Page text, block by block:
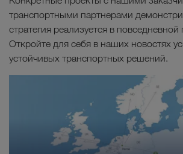
транспортными партнерами
стратегия реализуется в повседневной
Откройте для себя в наших новостях
устойчивых транспортных решений.